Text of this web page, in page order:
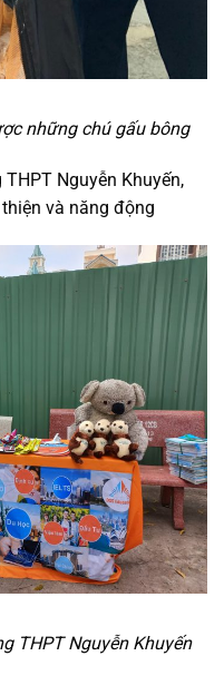
những chú gấu bông
Nguyễn Khuyến,
và năng động
THPT Nguyễn Khuyến